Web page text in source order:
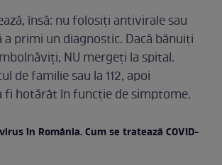
însă: nu folosiți antivirale sau
primi un diagnostic. Dacă bănuiți
NU mergeți la spital.
de familie sau la 112, apoi
hotărât în funcție de simptome.
în România. Cum se tratează COVID-